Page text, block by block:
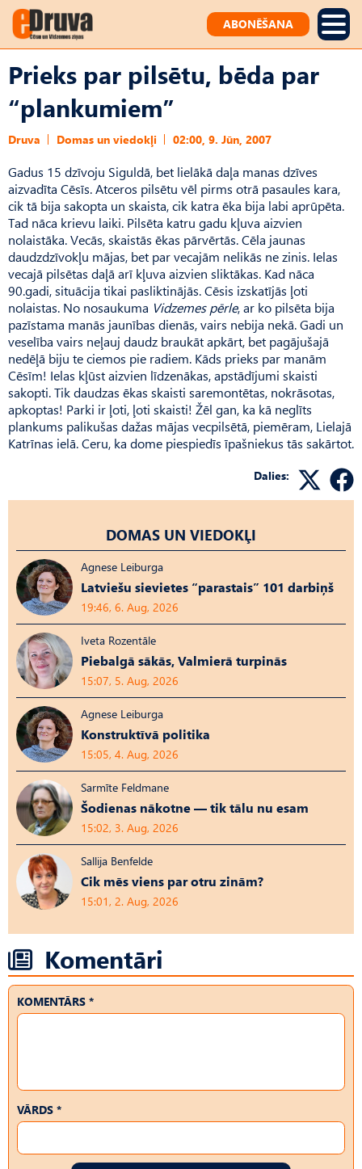
ABONĒŠANA
Prieks par pilsētu, bēda par
“plankumiem”
Druva Domas un viedokļi 02:00, 9. Jūn, 2007
Gadus 15 dzīvoju Siguldā, bet lielākā daļa manas dzīves
aizvadīta Cēsīs. Atceros pilsētu vēl pirms otrā pasaules kara,
cik tā bija sakopta un skaista, cik katra ēka bija labi aprūpēta.
Tad nāca krievu laiki. Pilsēta katru gadu kļuva aizvien
nolaistāka. Vecās, skaistās ēkas pārvērtās. Cēla jaunas
daudzdzīvokļu mājas, bet par vecajām nelikās ne zinis. Ielas
vecajā pilsētas daļā arī kļuva aizvien sliktākas. Kad nāca
90.gadi, situācija tikai pasliktinājās. Cēsis izskatījās ļoti
nolaistas. No nosaukuma Vidzemes pērle, ar ko pilsēta bija
pazīstama manās jaunības dienās, vairs nebija nekā. Gadi un
veselība vairs neļauj daudz braukāt apkārt, bet pagājušajā
nedēļā biju te ciemos pie radiem. Kāds prieks par manām
Cēsīm! Ielas kļūst aizvien līdzenākas, apstādījumi skaisti
sakopti. Tik daudzas ēkas skaisti saremontētas, nokrāsotas,
apkoptas! Parki ir ļoti, ļoti skaisti! Žēl gan, ka kā neglīts
plankums palikušas dažas mājas vecpilsētā, piemēram, Lielajā
Katrīnas ielā. Ceru, ka dome piespiedīs īpašniekus tās sakārtot.
Dalies:
DOMAS UN VIEDOKĻI
Agnese Leiburga
Latviešu sievietes “parastais” 101 darbiņš
19:46, 6. Aug, 2026
Iveta Rozentāle
Piebalgā sākās, Valmierā turpinās
15:07, 5. Aug, 2026
Agnese Leiburga
Konstruktīvā politika
15:05, 4. Aug, 2026
Sarmīte Feldmane
Šodienas nākotne — tik tālu nu esam
15:02, 3. Aug, 2026
Sallija Benfelde
Cik mēs viens par otru zinām?
15:01, 2. Aug, 2026
Komentāri
KOMENTĀRS *
VĀRDS *